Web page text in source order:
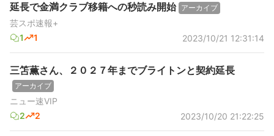
延長で金満クラブ移籍への秒読み開始 アーカイブ
芸スポ速報+
1
1 2023/10/21 12:31:14
三笘薫さん、２０２７年までブライトンと契約延長
アーカイブ
ニュー速VIP
2
2 2023/10/20 21:22:25